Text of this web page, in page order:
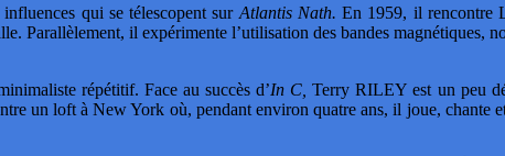
qui se télescopent sur Atlantis Nath. En 1959, il rencontre
Parallèlement, il expérimente l’utilisation des bandes magnétiques,
répétitif. Face au succès d’In C, Terry RILEY est un peu
un loft à New York où, pendant environ quatre ans, il joue, chante